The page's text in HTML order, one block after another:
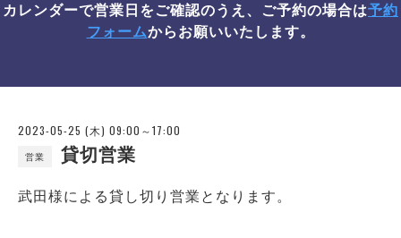
カレンダーで営業日をご確認のうえ、ご予約の場合は予約
フォームからお願いいたします。
2023-05-25 (木) 09:00～17:00
営業 貸切営業
武田様による貸し切り営業となります。